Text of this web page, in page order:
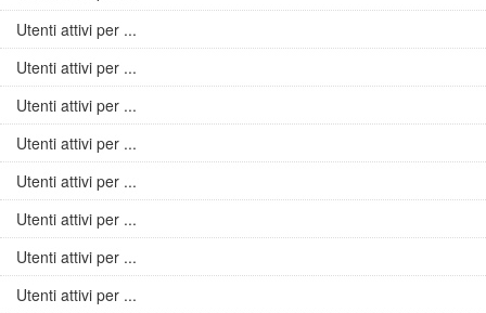
Utenti attivi per ...
Utenti attivi per ...
Utenti attivi per ...
Utenti attivi per ...
Utenti attivi per ...
Utenti attivi per ...
Utenti attivi per ...
Utenti attivi per ...